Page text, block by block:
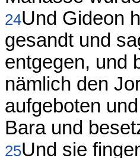
24Und Gideon
gesandt und
entgegen, und
nämlich den
aufgeboten
Bara und
25Und sie